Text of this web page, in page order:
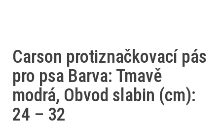
Carson protiznačkovací pás
pro psa Barva: Tmavě
modrá, Obvod slabin (cm):
24 – 32